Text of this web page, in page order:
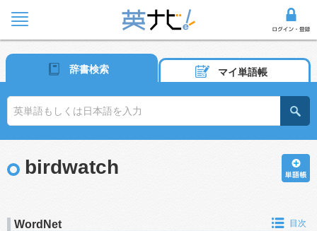
辞書検索 マイ単語帳
birdwatch
WordNet 目次